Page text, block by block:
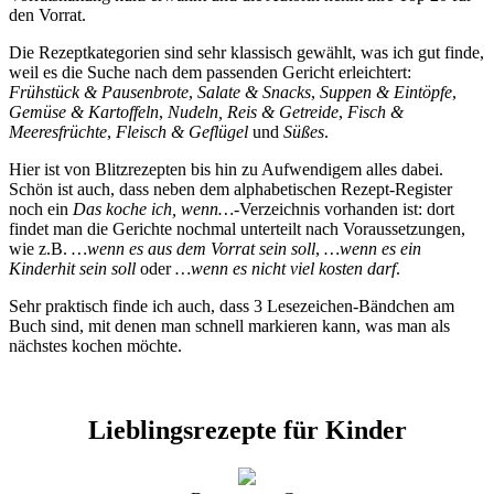
den Vorrat.
Die Rezeptkategorien sind sehr klassisch gewählt, was ich gut finde,
weil es die Suche nach dem passenden Gericht erleichtert:
Frühstück & Pausenbrote, Salate & Snacks, Suppen & Eintöpfe,
Gemüse & Kartoffeln, Nudeln, Reis & Getreide, Fisch &
Meeresfrüchte, Fleisch & Geflügel und Süßes.
Hier ist von Blitzrezepten bis hin zu Aufwendigem alles dabei.
Schön ist auch, dass neben dem alphabetischen Rezept-Register
noch ein Das koche ich, wenn…-Verzeichnis vorhanden ist: dort
findet man die Gerichte nochmal unterteilt nach Voraussetzungen,
wie z.B. …wenn es aus dem Vorrat sein soll, …wenn es ein
Kinderhit sein soll oder…wenn es nicht viel kosten darf.
Sehr praktisch finde ich auch, dass 3 Lesezeichen-Bändchen am
Buch sind, mit denen man schnell markieren kann, was man als
nächstes kochen möchte.
Lieblingsrezepte für Kinder